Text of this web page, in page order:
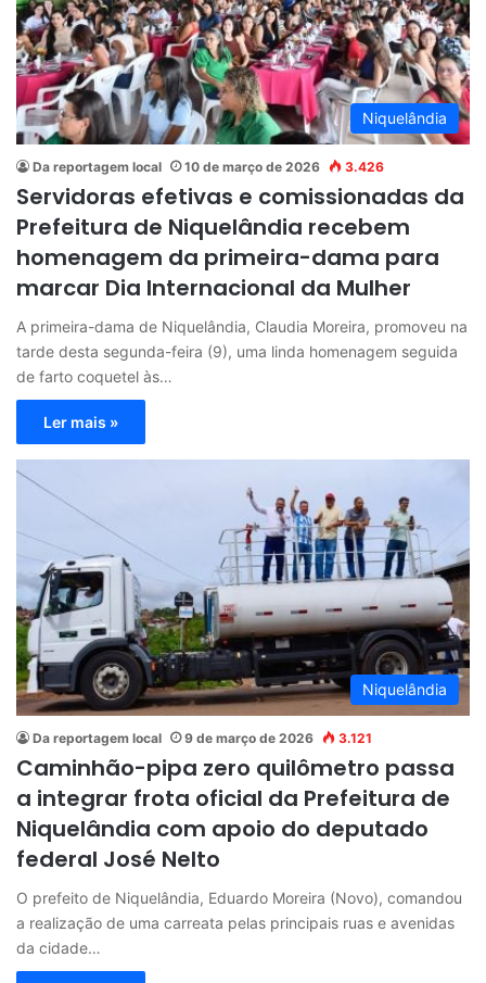
Niquelândia
Da reportagem local 10 de março de 2026 3.426
Servidoras efetivas e comissionadas da
Prefeitura de Niquelândia recebem
homenagem da primeira-dama para
marcar Dia Internacional da Mulher
A primeira-dama de Niquelândia, Claudia Moreira, promoveu na
tarde desta segunda-feira (9), uma linda homenagem seguida
de farto coquetel às…
Ler mais »
Niquelândia
Da reportagem local 9 de março de 2026 3.121
Caminhão-pipa zero quilômetro passa
a integrar frota oficial da Prefeitura de
Niquelândia com apoio do deputado
federal José Nelto
O prefeito de Niquelândia, Eduardo Moreira (Novo), comandou
a realização de uma carreata pelas principais ruas e avenidas
da cidade…